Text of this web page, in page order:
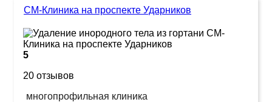
СМ-Клиника на проспекте Ударников
5
20 отзывов
многопрофильная клиника